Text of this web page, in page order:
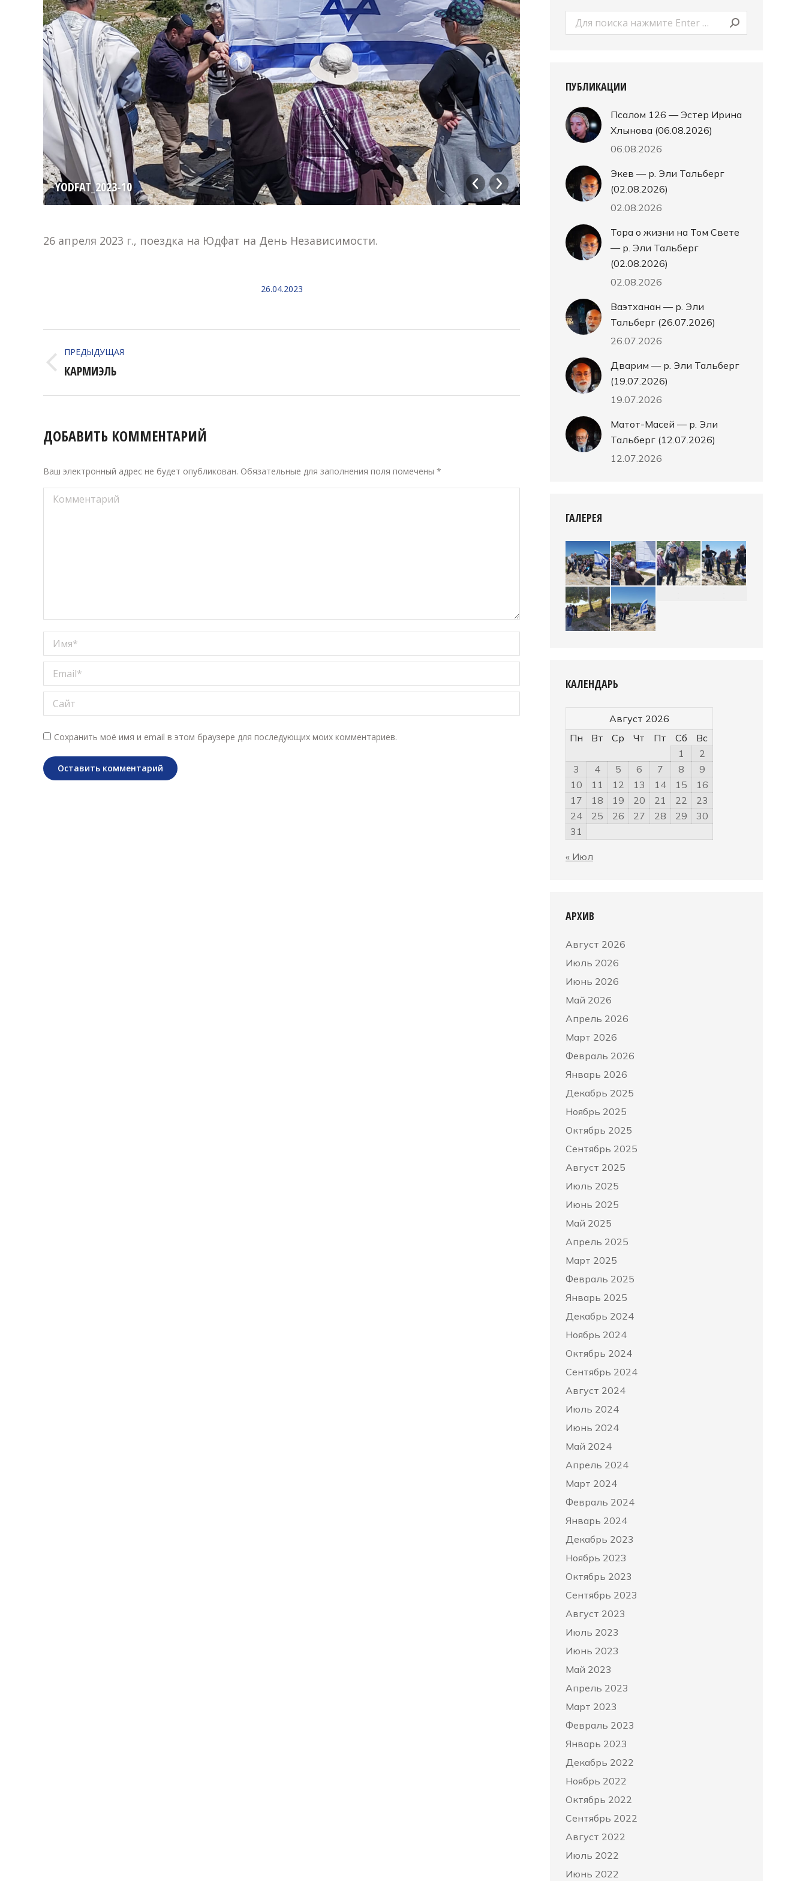
YODFAT_2023-10 YODFAT_2023-9
26 апреля 2023 г., поездка на Юдфат на День Независимости.
26.04.2023
ПО
ПРЕДЫДУЩАЯ
Предыдущий
КАРМИЭЛЬ
ДОБАВИТЬ КОММЕНТАРИЙ
Ваш электронный адрес не будет опубликован. Обязательные для заполнения поля помечены *
Комментарий
Имя *
Email *
Сайт
Сохранить моё имя и email в этом браузере для последующих моих комментариев.
Оставить комментарий
Поиск:
ПУБЛИКАЦИИ
Псалом 126 — Эстер Ирина
Хлынова (06.08.2026)
06.08.2026
Экев — р. Эли Тальберг
(02.08.2026)
02.08.2026
Тора о жизни на Том Свете
— р. Эли Тальберг
(02.08.2026)
02.08.2026
Ваэтханан — р. Эли
Тальберг (26.07.2026)
26.07.2026
Дварим — р. Эли Тальберг
(19.07.2026)
19.07.2026
Матот-Масей — р. Эли
Тальберг (12.07.2026)
12.07.2026
ГАЛЕРЕЯ
КАЛЕНДАРЬ
Август 2026
Пн
Вт Ср Чт Пт Сб
Вс
1
2
3
4 5 6 7 8
9
10
11 12 13 14 15
16
17
18 19 20 21 22
23
24
25 26 27 28 29
30
31
« Июл
АРХИВ
Август 2026
Июль 2026
Июнь 2026
Май 2026
Апрель 2026
Март 2026
Февраль 2026
Январь 2026
Декабрь 2025
Ноябрь 2025
Октябрь 2025
Сентябрь 2025
Август 2025
Июль 2025
Июнь 2025
Май 2025
Апрель 2025
Март 2025
Февраль 2025
Январь 2025
Декабрь 2024
Ноябрь 2024
Октябрь 2024
Сентябрь 2024
Август 2024
Июль 2024
Июнь 2024
Май 2024
Апрель 2024
Март 2024
Февраль 2024
Январь 2024
Декабрь 2023
Ноябрь 2023
Октябрь 2023
Сентябрь 2023
Август 2023
Июль 2023
Июнь 2023
Май 2023
Апрель 2023
Март 2023
Февраль 2023
Январь 2023
Декабрь 2022
Ноябрь 2022
Октябрь 2022
Сентябрь 2022
Август 2022
Июль 2022
Июнь 2022